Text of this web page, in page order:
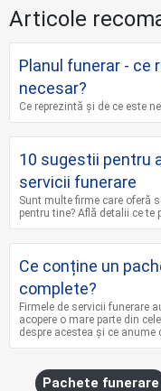
Articole
Planul funerar - ce
necesar?
Ce reprezintă și de ce este
10 sugestii pentru
servicii funerare
Sunt multe firme care oferă
pentru tine? Află detalii ce
Ce conține un
complete?
Firmele de servicii funerare
acopere o mare parte din
despre acestea și ce anume
Pachete funerare